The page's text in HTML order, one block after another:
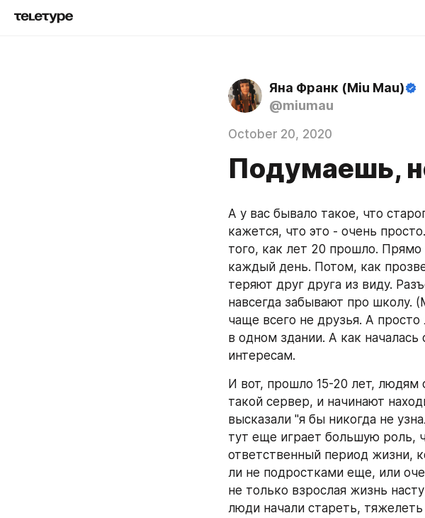
Яна Франк (Miu Mau)
@miumau
October 20, 2020
Подумаешь,
А у вас бывало такое, что
кажется, что это - очень
того, как лет 20 прошло.
каждый день. Потом, как
теряют друг друга из виду.
навсегда забывают про школу.
чаще всего не друзья. А
в одном здании. А как
интересам.
И вот, прошло 15-20 лет, людям
такой сервер, и начинают
высказали "я бы никогда не
тут еще играет большую роль,
ответственный период жизни,
ли не подростками еще, или
не только взрослая жизнь
люди начали стареть,